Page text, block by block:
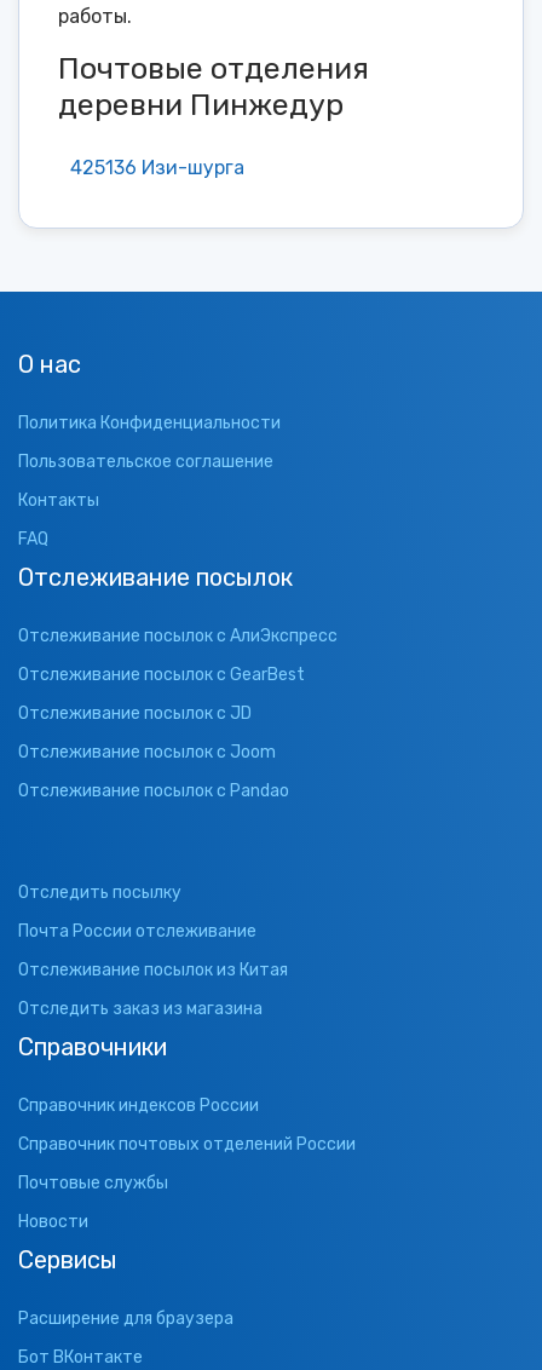
работы.
Почтовые отделения
деревни Пинжедур
425136 Изи-шурга
О нас
Политика Конфиденциальности
Пользовательское соглашение
Контакты
FAQ
Отслеживание посылок
Отслеживание посылок с АлиЭкспресс
Отслеживание посылок с GearBest
Отслеживание посылок с JD
Отслеживание посылок с Joom
Отслеживание посылок с Pandao
Отследить посылку
Почта России отслеживание
Отслеживание посылок из Китая
Отследить заказ из магазина
Справочники
Справочник индексов России
Справочник почтовых отделений России
Почтовые службы
Новости
Сервисы
Расширение для браузера
Бот ВКонтакте